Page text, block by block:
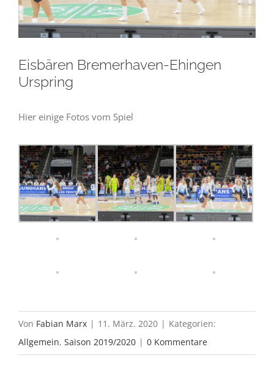
Eisbären Bremerhaven-Ehingen
Urspring
Hier einige Fotos vom Spiel
Von Fabian Marx | 11. März. 2020 | Kategorien:
Allgemein, Saison 2019/2020 | 0 Kommentare